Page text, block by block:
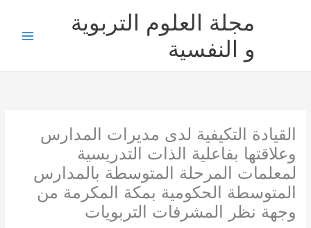
مجلة العلوم التربوية
و النفسية
القيادة التكيفية لدى مديرات المدارس
وعلاقتها بفاعلية الذات التدريسية
لمعلمات المرحلة المتوسطة بالمدارس
المتوسطة الحكومية بمكة المكرمة من
وجهة نظر المشرفات التربويات